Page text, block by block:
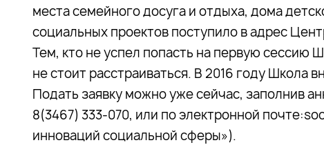
места семейного досуга и отдыха, дома
социальных проектов поступило в адрес
Тем, кто не успел попасть на первую
не стоит расстраиваться. В 2016 году Школа
Подать заявку можно уже сейчас, заполнив
8(3467) 333-070, или по электронной
инноваций социальной сферы»).